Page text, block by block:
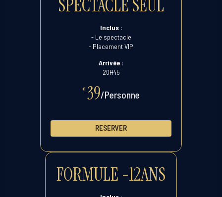
SPECTACLE SEUL
€ 39/Personne
Inclus :
- Le spectacle
- Placement VIP
Arrivée :
20H45
RESERVER
FORMULE -12ANS